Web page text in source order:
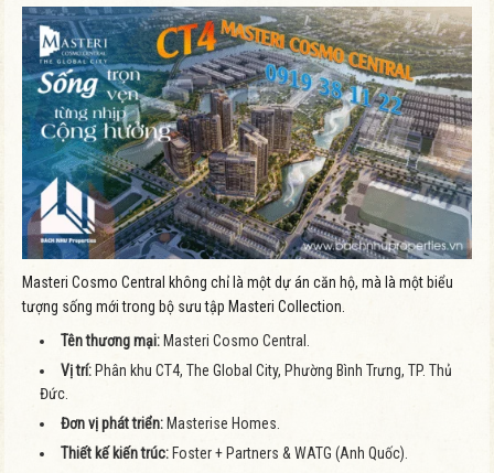
Masteri Cosmo Central không chỉ là một dự án căn hộ, mà là một biểu
tượng sống mới trong bộ sưu tập Masteri Collection.
Tên thương mại: Masteri Cosmo Central.
Vị trí: Phân khu CT4, The Global City, Phường Bình Trưng, TP. Thủ
Đức.
Đơn vị phát triển: Masterise Homes.
Thiết kế kiến trúc: Foster + Partners & WATG (Anh Quốc).